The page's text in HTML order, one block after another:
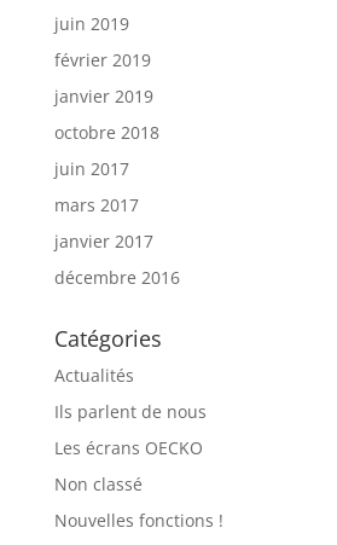
juin 2019
février 2019
janvier 2019
octobre 2018
juin 2017
mars 2017
janvier 2017
décembre 2016
Catégories
Actualités
Ils parlent de nous
Les écrans OECKO
Non classé
Nouvelles fonctions !